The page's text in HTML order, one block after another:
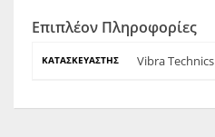
Επιπλέον Πληροφορίες
ΚΑΤΑΣΚΕΥΑΣΤΉΣ Vibra Technics